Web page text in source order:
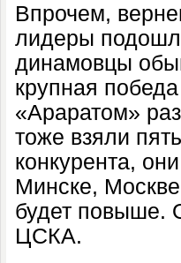
Впрочем,
лидеры
динамовцы
крупная
«Араратом»
тоже взяли
конкурента,
Минске,
будет повыше.
ЦСКА.